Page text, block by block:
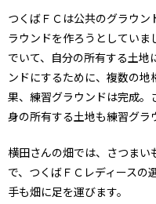
つくばＦＣは公共のグラウ
ラウンドを作ろうとしてい
でいて、自分の所有する土地
ンドにするために、複数の
果、練習グラウンドは完成。
身の所有する土地も練習グラ
横田さんの畑では、さつまい
で、つくばＦＣレディースの
手も畑に足を運びます。